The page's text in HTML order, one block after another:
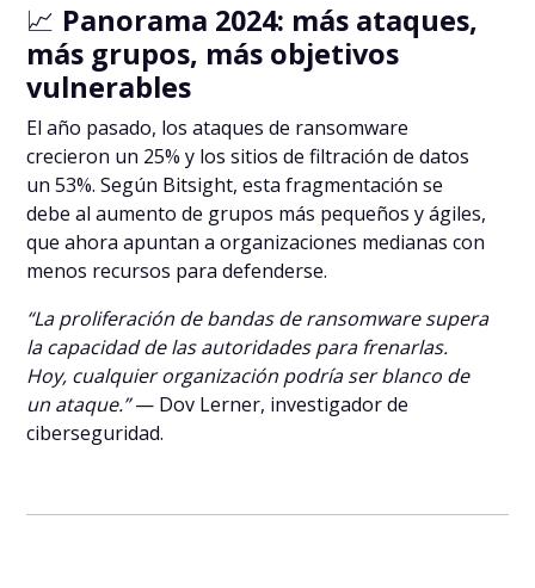
📈 Panorama 2024: más ataques,
más grupos, más objetivos
vulnerables
El año pasado, los ataques de ransomware
crecieron un 25% y los sitios de filtración de datos
un 53%. Según Bitsight, esta fragmentación se
debe al aumento de grupos más pequeños y ágiles,
que ahora apuntan a organizaciones medianas con
menos recursos para defenderse.
“La proliferación de bandas de ransomware supera
la capacidad de las autoridades para frenarlas.
Hoy, cualquier organización podría ser blanco de
un ataque.”— Dov Lerner, investigador de
ciberseguridad.